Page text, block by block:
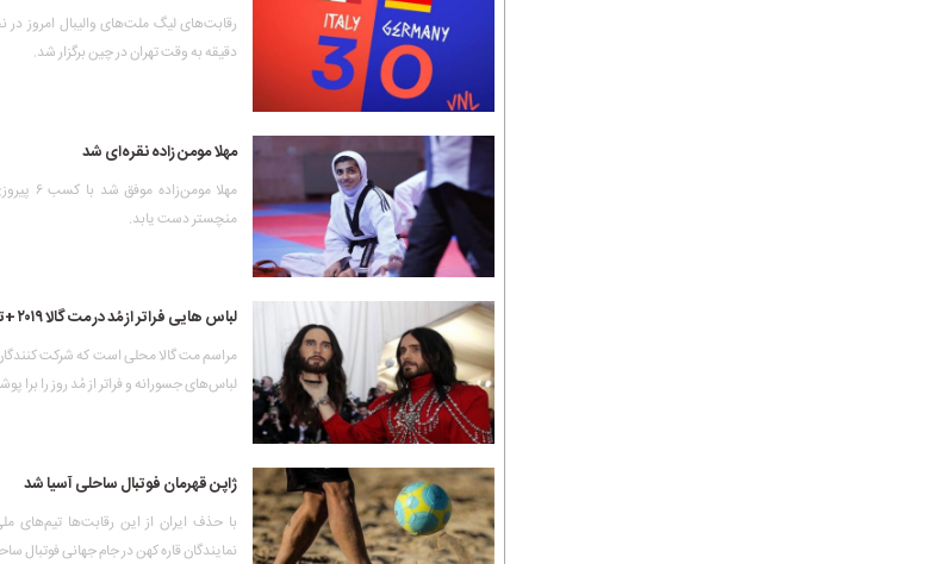
دقیقه به وقت تهران در چین برگزار شد.
مهلا مومن زاده نقره‌ای شد
مهلا
منچستر دست یابد.
لباس هایی فراتر از مُد در مت گالا ۲۰۱۹ +تصاویر
مراسم مت گالا محلی است که شرکت
لباس‌های جسورانه و فراتر از مُد روز را برا
ژاپن قهرمان فوتبال ساحلی آسیا شد
با حذف ایران از این رقابت‌ها تیم‌های
نمایندگان قاره کهن در جام جهانی فوتبال ساحلی ۲۰۱۹ پاراگوئه